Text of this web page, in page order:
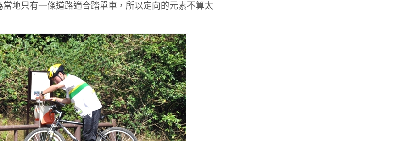
地只有一條道路適合踏單車，所以定向的元素不算太